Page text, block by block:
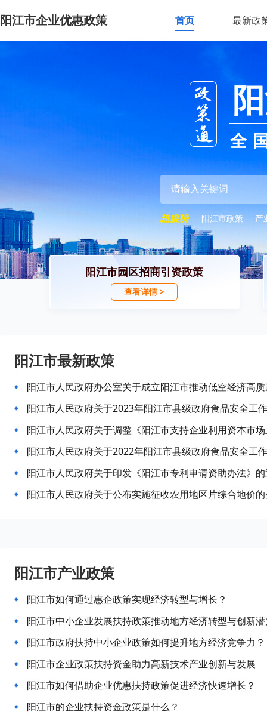
阳江市企业优惠政策 首页 最新政
全
阳江市政策 产
阳江市园区招商引资政策
查看详情 >
阳江市最新政策
阳江市人民政府办公室关于成立阳江市推动低空经济高
阳江市人民政府关于2023年阳江市县级政府食品安全工
阳江市人民政府关于2022年阳江市县级政府食品安全工
阳江市人民政府关于印发《阳江市专利申请资助办法》
阳江市人民政府关于公布实施征收农用地区片综合地价
阳江市产业政策
阳江市如何通过惠企政策实现经济转型与增长？
阳江市中小企业发展扶持政策推动地方经济转型与创新
阳江市政府扶持中小企业政策如何提升地方经济竞争力？
阳江市企业政策扶持资金助力高新技术产业创新与发展
阳江市如何借助企业优惠扶持政策促进经济快速增长？
阳江市的企业扶持资金政策是什么？